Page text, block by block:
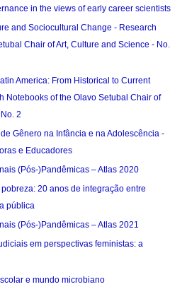
in the views of early career scientists
and Sociocultural Change - Research
Chair of Art, Culture and Science - No.
America: From Historical to Current
Notebooks of the Olavo Setubal Chair of
2
Gênero na Infância e na Adolescência -
e Educadores
(Pós-)Pandêmicas – Atlas 2020
20 anos de integração entre
pública
(Pós-)Pandêmicas – Atlas 2021
em perspectivas feministas: a
e mundo microbiano